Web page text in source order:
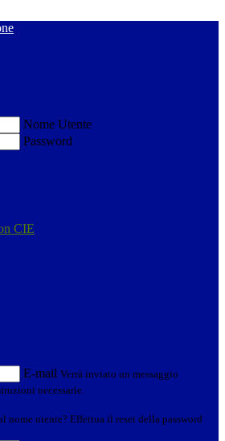
Nome Utente
Password
CIE
E-mail Verrà inviato un messaggio
necessarie.
nome utente? Effettua il reset della password